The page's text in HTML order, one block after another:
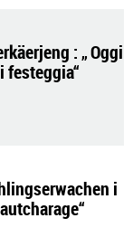
: „ Oggi
festeggia“
i